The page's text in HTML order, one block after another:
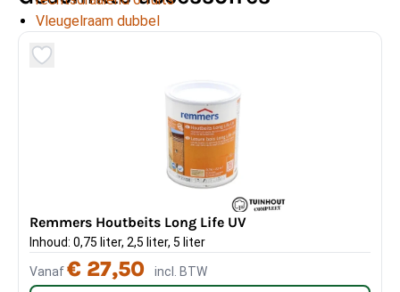
Vleugelraam dubbel
Remmers Houtbeits Long Life UV
Inhoud: 0,75 liter, 2,5 liter, 5 liter
Vanaf€ 27,50 incl. BTW